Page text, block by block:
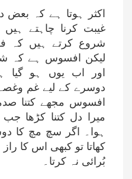
اکثر ہوتا ہے کہ
غیبت کرنا چاہتے
شروع کرتے ہیں کہ
لیکن افسوس ہے کہ
اور اب یوں ہو گیا
دوسرے کے لیے غم
افسوس مجھے کتنا
میرا دل کتنا کڑھا
ہوا۔ اگر سچ مچ کا
کھاتا تو کبھی اس کا
بُرائی نہ کرتا۔